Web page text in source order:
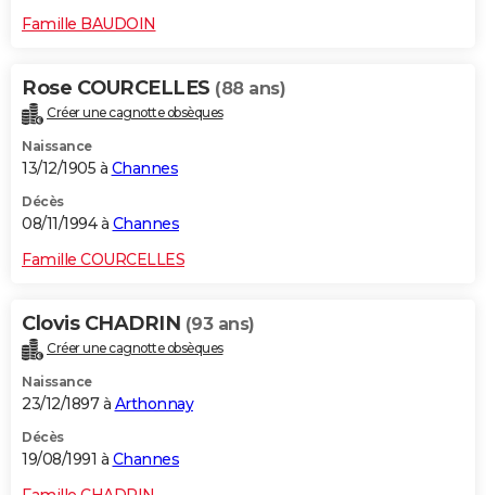
Famille BAUDOIN
Rose COURCELLES (88 ans)
Créer une cagnotte obsèques
Naissance
13/12/1905 à Channes
Décès
08/11/1994 à Channes
Famille COURCELLES
Clovis CHADRIN (93 ans)
Créer une cagnotte obsèques
Naissance
23/12/1897 à Arthonnay
Décès
19/08/1991 à Channes